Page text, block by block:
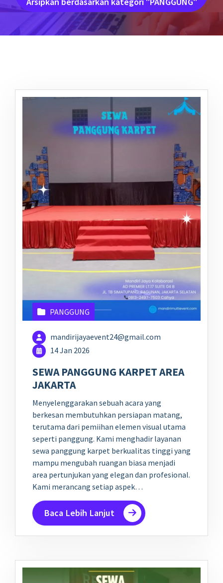
PANGGUNG
mandirijayaevent24@gmail.com
14 Jan 2026
SEWA PANGGUNG KARPET AREA
JAKARTA
Menyelenggarakan sebuah acara yang
berkesan membutuhkan persiapan matang,
terutama dari pemiihan elemen visual utama
seperti panggung. Kami menghadir layanan
sewa panggung karpet berkualitas tinggi yang
mampu mengubah ruangan biasa menjadi
area pertunjukan yang elegan dan profesional.
Kami merancang setiap aspek…
Baca Lebih Lanjut